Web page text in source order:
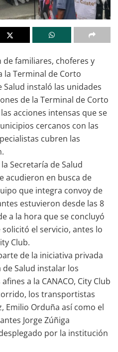
familiares, choferes y
la Terminal de Corto
Salud instaló las unidades
de la Terminal de Corto
acciones intensas que se
cercanos con las
cubren las
Secretaría de Salud
acudieron en busca de
que integra convoy de
estuvieron desde las 8
a la hora que se concluyó
el servicio, antes lo
Club.
de la iniciativa privada
Salud instalar los
a la CANACO, City Club
los transportistas
Emilio Orduña así como el
Jorge Zúñiga
por la institución